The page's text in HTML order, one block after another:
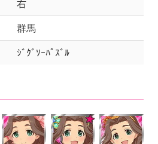
右
群馬
ｼﾞｸﾞｿｰﾊﾟｽﾞﾙ